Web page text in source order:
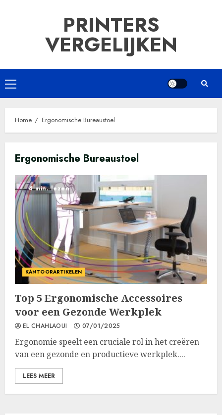
PRINTERS
VERGELIJKEN
Primair
menu
Home Ergonomische Bureaustoel
Ergonomische Bureaustoel
4 min. lezen
KANTOORARTIKELEN
Top 5 Ergonomische Accessoires
voor een Gezonde Werkplek
EL CHAHLAOUI 07/01/2025
Ergonomie speelt een cruciale rol in het creëren
van een gezonde en productieve werkplek....
LEES MEER